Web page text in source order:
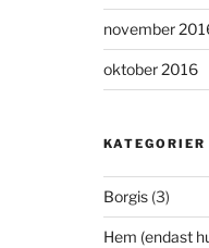
november
oktober 2016
KATEGORIER
Borgis(3)
Hem (endast